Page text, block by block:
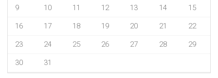
9 10 11 12 13 14 15
16 17 18 19 20 21 22
23 24 25 26 27 28 29
30 31